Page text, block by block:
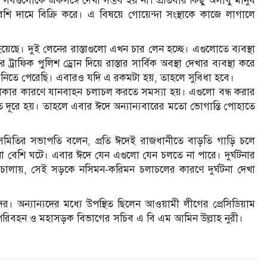
বিক্রি করে। এ বিষয়ে গোয়েন্দা সংস্থাকে কাজে লাগালে
দুই লেনের রাস্তাগুলো এখন চার লেন হচ্ছে। এগুলোতে ব্যবস্থা
পুলিশ ড্রোন দিয়ে রাস্তার সার্বিক অবস্থা দেখার ব্যবস্থা করে
নিতে পেরেছি। এবারও যদি এ রকমটা হয়, তাহলে সুবিধা হবে।
কারণে যানবাহন চলাচল করতে সমস্যা হয়। এগুলো বন্ধ করার
হয়। তাহলে এবার ঈদে অন্যান্যবারের মতো ভোগান্তি পোহাতে
সভাপতি বলেন, প্রতি ঈদেই রাজধানীতে বাড়তি গাড়ি চলে
ঘটে। এবার ঈদে যেন এগুলো যেন চলতে না পারে। দুর্ঘটনার
সেই সড়কে নসিমন-করিমন চলাচলের কারণে দুর্ঘটনা দেখা
মধ্যে উপস্থিত ছিলেন আওয়ামী লীগের প্রেসিডিয়াম
ও মহাসড়ক বিভাগের সচিব এ বি এম আমিন উল্লাহ নুরী।